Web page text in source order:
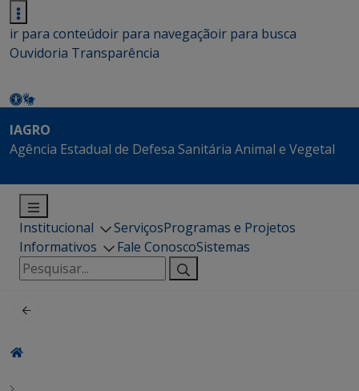
ir para conteúdoir para navegaçãoir para busca
Ouvidoria Transparência
IAGRO
Agência Estadual de Defesa Sanitária Animal e Vegetal
Institucional ServiçosProgramas e Projetos
Informativos
Fale ConoscoSistemas
Pesquisar
por: